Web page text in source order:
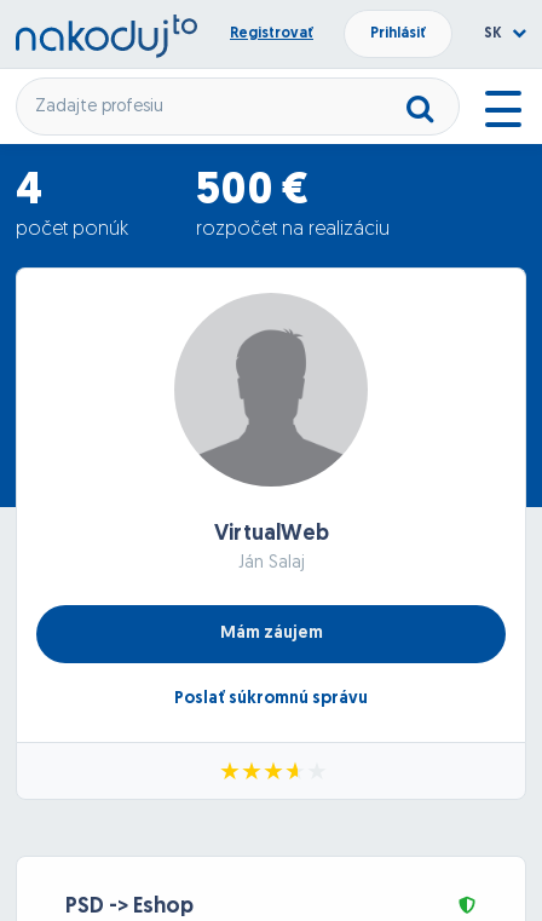
Registrovať Prihlásiť SK
4
počet ponúk
500 €
rozpočet na realizáciu
245 €
VirtualWeb
Ján Salaj
Mám záujem
Poslať súkromnú správu
PSD -> Eshop